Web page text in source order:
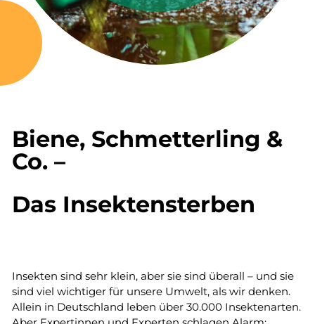
Biene, Schmetterling &
Co. –
Das Insektensterben
Insekten sind sehr klein, aber sie sind überall – und sie
sind viel wichtiger für unsere Umwelt, als wir denken.
Allein in Deutschland leben über 30.000 Insektenarten.